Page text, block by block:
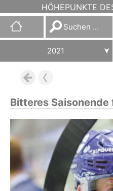
HÖHEPUNKTE
Suchen
nach:
2021
Bitteres Saisonende